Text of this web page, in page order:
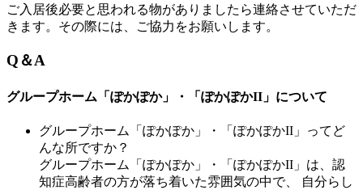
ご入居後必要と思われる物がありましたら連絡させていただ
きます。その際には、ご協力をお願いします。
Q ＆A
グループホーム「ぽかぽか」・「ぽかぽかII」について
グループホーム「ぽかぽか」・「ぽかぽかII」ってど
んな所ですか？
グループホーム「ぽかぽか」・「ぽかぽかII」は、認
知症高齢者の方が落ち着いた雰囲気の中で、 自分らし